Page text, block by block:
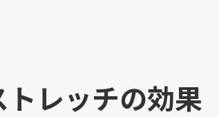
トレッチの効果